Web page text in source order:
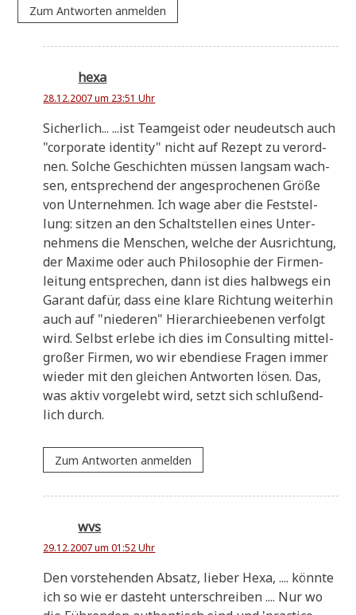
Zum Antworten anmelden
hexa
28.12.2007 um 23:51 Uhr
Sicher­lich... ...ist Team­geist oder neu­deutsch auch
"cor­po­ra­te iden­ti­ty" nicht auf Rezept zu ver­ord­
nen. Sol­che Geschich­ten müs­sen lang­sam wach­
sen, ent­spre­chend der ange­spro­che­nen Grö­ße
von Unter­neh­men. Ich wage aber die Fest­stel­
lung: sit­zen an den Schalt­stel­len eines Unter­
neh­mens die Men­schen, wel­che der Aus­rich­tung,
der Maxi­me oder auch Phi­lo­so­phie der Fir­men­
lei­tung ent­spre­chen, dann ist dies halb­wegs ein
Garant dafür, dass eine kla­re Rich­tung wei­ter­hin
auch auf "nie­de­ren" Hier­ar­chie­ebe­nen ver­folgt
wird. Selbst erle­be ich dies im Con­sul­ting mit­tel­
gro­ßer Fir­men, wo wir eben­die­se Fra­gen immer
wie­der mit den glei­chen Ant­wor­ten lösen. Das,
was aktiv vor­ge­lebt wird, setzt sich schluß­end­
lich durch.
Zum Antworten anmelden
wvs
29.12.2007 um 01:52 Uhr
Den vor­ste­hen­den Absatz, lie­ber Hexa, .... könn­te
ich so wie er dasteht unter­schrei­ben .... Nur wo